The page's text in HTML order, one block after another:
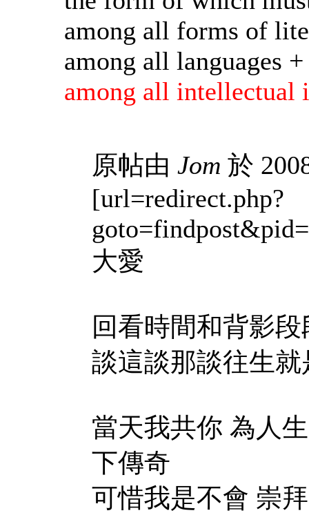
among all forms of
among all languages +
among all intellectual
原帖由 Jom 於
[url=redirect.php?
大愛
回看時間和背影
談這談那談往生
當天我共你 為人
下傳奇
可惜我是不會 崇